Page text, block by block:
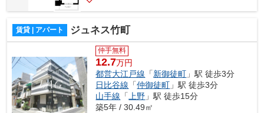
賃貸 | アパート ジュネス竹町
仲手無料
12.7万円
都営大江戸線 「新御徒町 」駅 徒歩3分
日比谷線 「仲御徒町 」駅 徒歩3分
山手線 「 上野 」駅 徒歩15分
築5年 / 30.49㎡